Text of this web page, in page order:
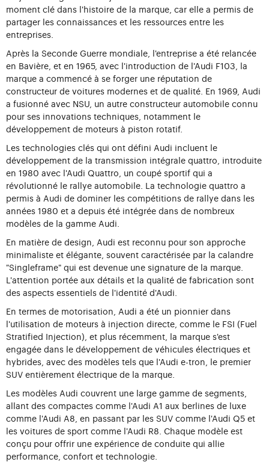
moment clé dans l'histoire de la marque, car elle a permis de
partager les connaissances et les ressources entre les
entreprises.
Après la Seconde Guerre mondiale, l'entreprise a été relancée
en Bavière, et en 1965, avec l'introduction de l'Audi F103, la
marque a commencé à se forger une réputation de
constructeur de voitures modernes et de qualité. En 1969, Audi
a fusionné avec NSU, un autre constructeur automobile connu
pour ses innovations techniques, notamment le
développement de moteurs à piston rotatif.
Les technologies clés qui ont défini Audi incluent le
développement de la transmission intégrale quattro, introduite
en 1980 avec l'Audi Quattro, un coupé sportif qui a
révolutionné le rallye automobile. La technologie quattro a
permis à Audi de dominer les compétitions de rallye dans les
années 1980 et a depuis été intégrée dans de nombreux
modèles de la gamme Audi.
En matière de design, Audi est reconnu pour son approche
minimaliste et élégante, souvent caractérisée par la calandre
"Singleframe" qui est devenue une signature de la marque.
L'attention portée aux détails et la qualité de fabrication sont
des aspects essentiels de l'identité d'Audi.
En termes de motorisation, Audi a été un pionnier dans
l'utilisation de moteurs à injection directe, comme le FSI (Fuel
Stratified Injection), et plus récemment, la marque s'est
engagée dans le développement de véhicules électriques et
hybrides, avec des modèles tels que l'Audi e-tron, le premier
SUV entièrement électrique de la marque.
Les modèles Audi couvrent une large gamme de segments,
allant des compactes comme l'Audi A1 aux berlines de luxe
comme l'Audi A8, en passant par les SUV comme l'Audi Q5 et
les voitures de sport comme l'Audi R8. Chaque modèle est
conçu pour offrir une expérience de conduite qui allie
performance, confort et technologie.